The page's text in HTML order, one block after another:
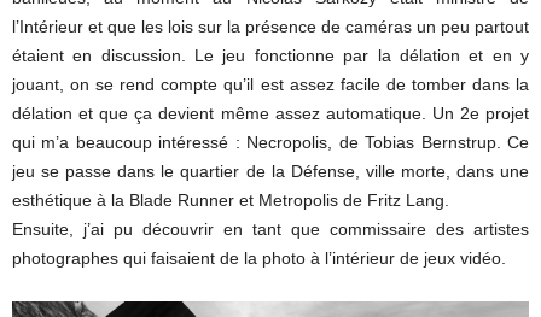
l’Intérieur et que les lois sur la présence de caméras un peu partout
étaient en discussion. Le jeu fonctionne par la délation et en y
jouant, on se rend compte qu’il est assez facile de tomber dans la
délation et que ça devient même assez automatique. Un 2e projet
qui m’a beaucoup intéressé : Necropolis, de Tobias Bernstrup. Ce
jeu se passe dans le quartier de la Défense, ville morte, dans une
esthétique à la Blade Runner et Metropolis de Fritz Lang.
Ensuite, j’ai pu découvrir en tant que commissaire des artistes
photographes qui faisaient de la photo à l’intérieur de jeux vidéo.